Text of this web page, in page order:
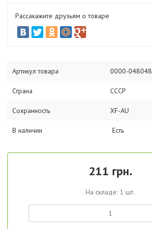
Рассакажите друзьям о товаре
Артикул товара 0000-048048
Страна СССР
Сохранность XF-AU
В наличии Есть
211 грн.
На складе: 1 шт.